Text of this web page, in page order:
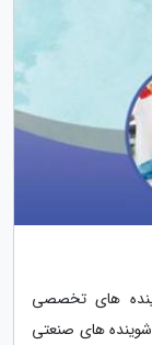
های تخصصی
های صنعتی